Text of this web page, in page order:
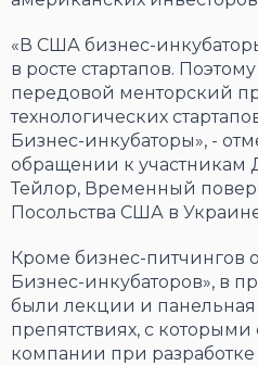
«В США бизнес-
в росте стартапов.
передовой менторский
технологических
Бизнес-инкубаторы», -
обращении к участникам
Тейлор, Временный
Посольства США в
Кроме бизнес-питчингов
Бизнес-инкубаторов», в
были лекции и панельная
препятствиях, с которыми
компании при